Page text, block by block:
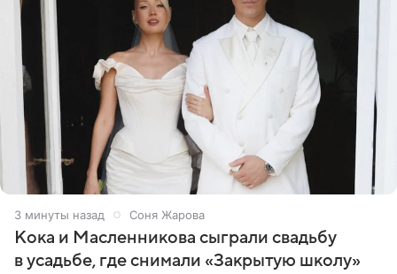
3 минуты назад Соня Жарова
Кока и Масленникова сыграли свадьбу
в усадьбе, где снимали «Закрытую школу»